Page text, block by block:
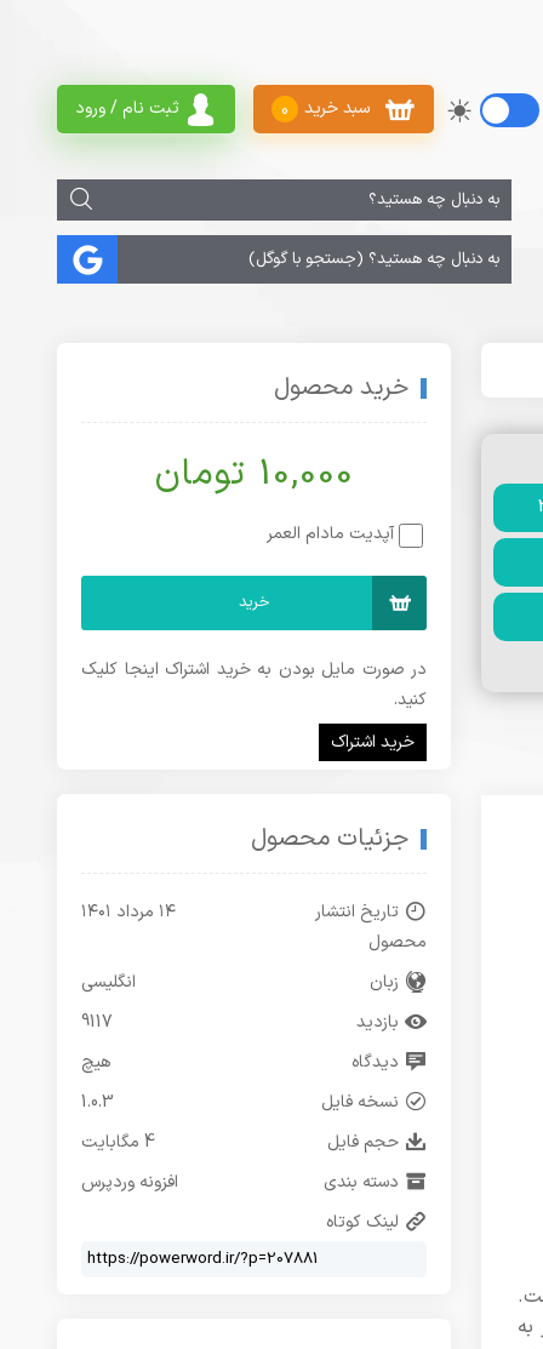
ثبت نام / ورود سبد خرید 0
خرید محصول
10,000 تومان
آپدیت مادام العمر
خرید
در صورت مایل بودن به خرید اشتراک اینجا کلیک
کنید.
خرید اشتراک
جزئیات محصول
تاریخ انتشار
محصول
۱۴ مرداد ۱۴۰۱
زبان
انگلیسی
بازدید
9117
دیدگاه
هیچ
نسخه فایل
1.0.3
حجم فایل
4 مگابایت
دسته بندی
افزونه وردپرس
لینک کوتاه